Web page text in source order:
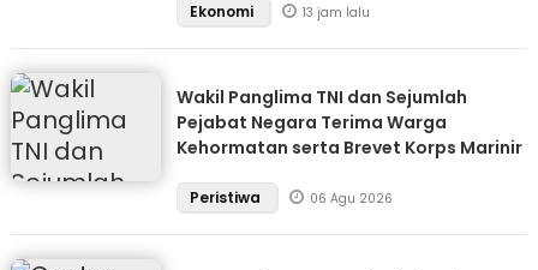
Ekonomi 13 jam lalu
Wakil Panglima TNI dan Sejumlah
Pejabat Negara Terima Warga
Kehormatan serta Brevet Korps Marinir
Peristiwa 06 Agu 2026